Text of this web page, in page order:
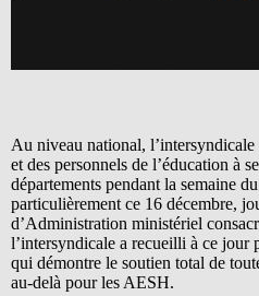
Au niveau national, l’intersyndicale
et des personnels de l’éducation à
départements pendant la semaine
particulièrement ce 16 décembre,
d’Administration ministériel
l’intersyndicale a recueilli à ce jour
qui démontre le soutien total de
au-delà pour les AESH.